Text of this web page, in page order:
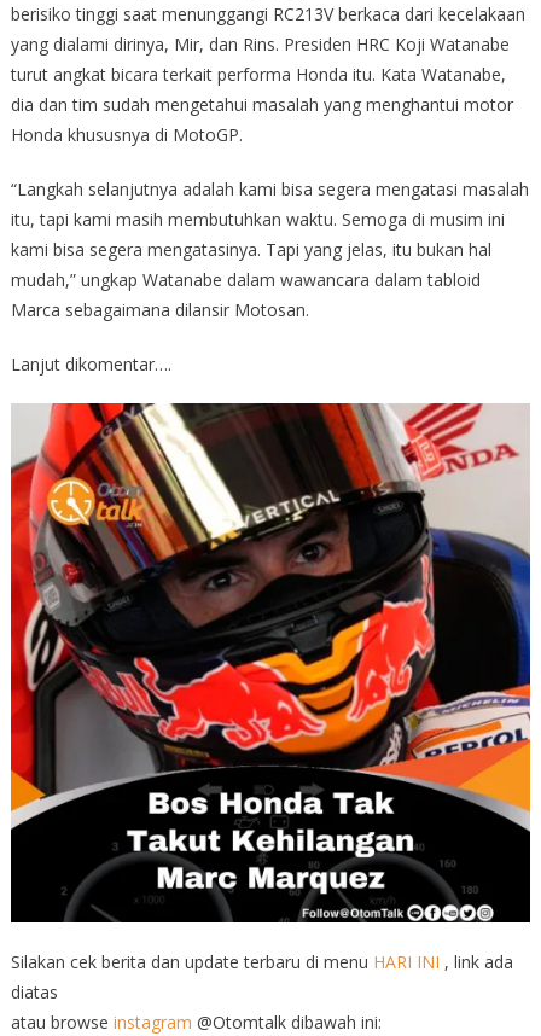
berisiko tinggi saat menunggangi RC213V berkaca dari kecelakaan
yang dialami dirinya, Mir, dan Rins. Presiden HRC Koji Watanabe
turut angkat bicara terkait performa Honda itu. Kata Watanabe,
dia dan tim sudah mengetahui masalah yang menghantui motor
Honda khususnya di MotoGP.
“Langkah selanjutnya adalah kami bisa segera mengatasi masalah
itu, tapi kami masih membutuhkan waktu. Semoga di musim ini
kami bisa segera mengatasinya. Tapi yang jelas, itu bukan hal
mudah,” ungkap Watanabe dalam wawancara dalam tabloid
Marca sebagaimana dilansir Motosan.
Lanjut dikomentar….
Silakan cek berita dan update terbaru di menu HARI INI , link ada
diatas
atau browse instagram @Otomtalk dibawah ini: